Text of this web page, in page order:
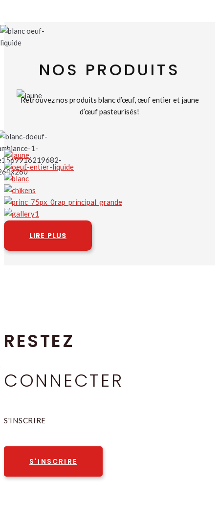
NOS PRODUITS
Retrouvez nos produits blanc d’œuf, œuf entier et jaune
d’œuf pasteurisés!
LIRE PLUS
RESTEZ
CONNECTER
S'INSCRIRE
S'INSCRIRE